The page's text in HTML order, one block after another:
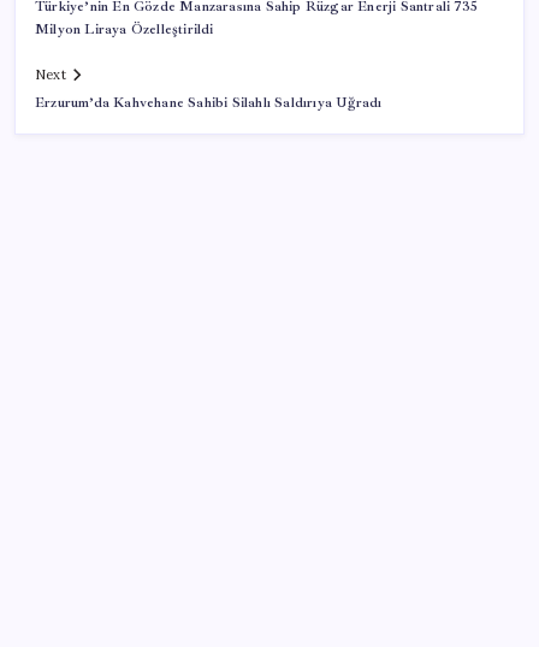
Türkiye’nin En Gözde Manzarasına Sahip Rüzgar Enerji Santrali 735
Milyon Liraya Özelleştirildi
Next
Erzurum’da Kahvehane Sahibi Silahlı Saldırıya Uğradı